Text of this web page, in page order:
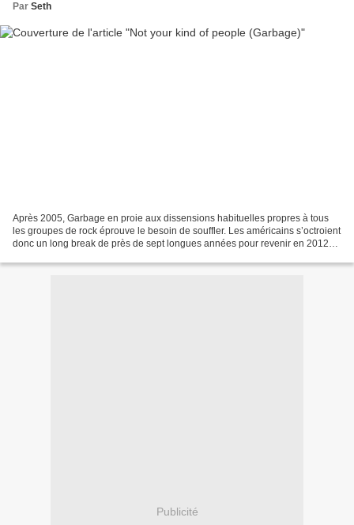
Par Seth
Après 2005, Garbage en proie aux dissensions habituelles propres à tous
les groupes de rock éprouve le besoin de souffler. Les américains s’octroient
donc un long break de près de sept longues années pour revenir en 2012
Publicité